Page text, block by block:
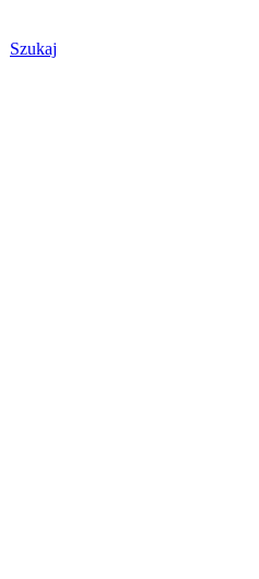
Szukaj